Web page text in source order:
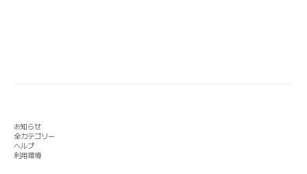
お知らせ
全カテゴリー
ヘルプ
利用環境